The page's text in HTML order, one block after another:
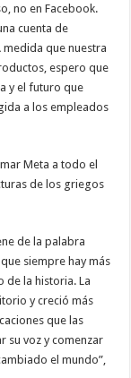
no en Facebook.
cuenta de
que nuestra
espero que
y el futuro que
a los empleados
Meta a todo el
de los griegos
de la palabra
siempre hay más
de la historia. La
y creció más
que las
su voz y comenzar
el mundo”,